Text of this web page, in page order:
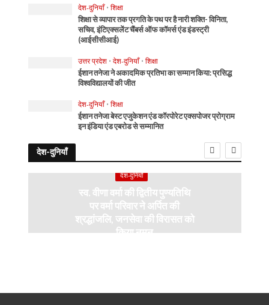
देश-दुनियाँ • शिक्षा
शिक्षा से व्यापार तक प्रगति के पथ पर है नारी शक्ति- विनिता,
सचिव, इंटिएक्सलेंट चैंबर्स ऑफ कॉमर्स एंड इंडस्ट्री
(आईसीसीआई)
उत्तर प्रदेश • देश-दुनियाँ • शिक्षा
ईशान तनेजा ने अकादमिक प्रतिभा का सम्मान किया: प्रसिद्ध
विश्वविद्यालयों की जीत
देश-दुनियाँ • शिक्षा
ईशान तनेजा बेस्ट एजुकेशन एंड कॉरपोरेट एक्सपोजर प्रोग्राम
इन इंडिया एंड एबरोड से सम्मानित
देश-दुनियाँ
देश-दुनियाँ
स्व. वीणा वर्मा की द्वितीय पुण्यतिथि
पर वर्मा परिवार ने अर्पित की
श्रद्धांजलि, जनसेवा की विरासत को
किया नमन